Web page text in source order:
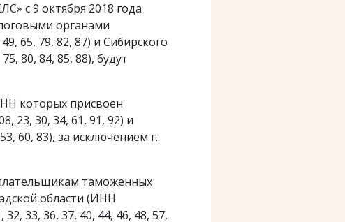
с 9 октября 2018 года
органами
65, 79, 82, 87) и Сибирского
80, 84, 85, 88), будут
которых присвоен
23, 30, 34, 61, 91, 92) и
60, 83), за исключением г.
таможенных
области (ИНН
33, 36, 37, 40, 44, 46, 48, 57,